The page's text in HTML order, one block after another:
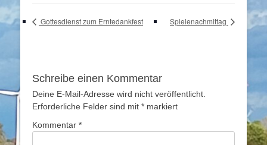
Gottesdienst zum Erntedankfest Spielenachmittag
Schreibe einen Kommentar
Deine E-Mail-Adresse wird nicht veröffentlicht.
Erforderliche Felder sind mit * markiert
Kommentar *